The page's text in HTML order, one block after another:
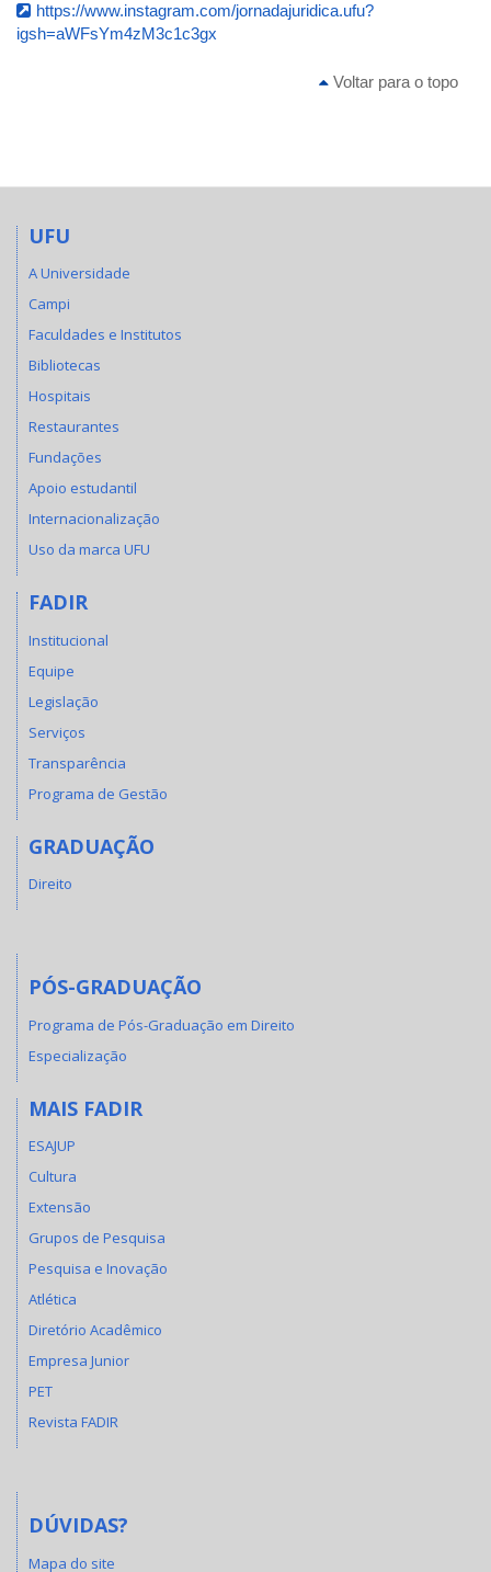
https://www.instagram.com/jornadajuridica.ufu?
igsh=aWFsYm4zM3c1c3gx
Voltar para o topo
UFU
A Universidade
Campi
Faculdades e Institutos
Bibliotecas
Hospitais
Restaurantes
Fundações
Apoio estudantil
Internacionalização
Uso da marca UFU
FADIR
Institucional
Equipe
Legislação
Serviços
Transparência
Programa de Gestão
GRADUAÇÃO
Direito
PÓS-GRADUAÇÃO
Programa de Pós-Graduação em Direito
Especialização
MAIS FADIR
ESAJUP
Cultura
Extensão
Grupos de Pesquisa
Pesquisa e Inovação
Atlética
Diretório Acadêmico
Empresa Junior
PET
Revista FADIR
DÚVIDAS?
Mapa do site